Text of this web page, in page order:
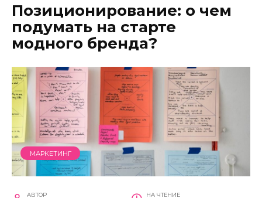
Позиционирование: о чем
подумать на старте
модного бренда?
МАРКЕТИНГ
АВТОР НА ЧТЕНИЕ